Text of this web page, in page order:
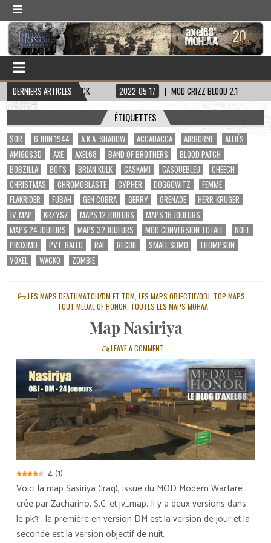
DERNIERS ARTICLES
HADDOCK 2022-05-17 MOD CRIZZ BLOOD 2.1 2022-05-01
ÉTIQUETTES
$OR 6 JUIN 1944 A.K.A. SHADOW ACCADACCA AIRBORNE
ALLIÉS
AMIGOS3D
AXE AXEL68 BAND OF BROTHERS
BLOOD PATCH
BOBZILLA
BOTS BRIAN KULK CASKAMI CASQUEBLEU
CHEECH
CHRISTMAS
CHROMOBLASTE CYPHER DOGGOWITZ
FEMME
FLAKRIDER
FUBAH GEN COBRA GERRY GRENADE
HERR_KRUGER
JV_MAP
KRZYSZ MAPS 12 JOUEURS
MAPS 16 JOUEURS
MAPS 24 JOUEURS
MAPS 32 JOUEURS MOD CONVERSION TOTALE
NOËL
PROXIMO
PVT. BALLO RAF RECOIL SMALL SUMO
THOMPSON
VOXEL
WACKO ZOMBIE
POSTED
LES MAPS DEATHMATCH/DM ET TDM LES MAPS OBJECTIF/OBJ TOP MAPS
TOUT MEDAL OF HONOR TOUTES LES MAPS MOHAA
Map Nasiriya
LEAVE A COMMENT
4(1)
Voici la map Sasiriya (Iraq), issue du MOD Modern Warfare
crée par Zacharino, S.C. et jv_map. Il y a deux versions dans
le pk3 : la première en version DM est la version de jour et la
seconde est la version objectif de nuit.